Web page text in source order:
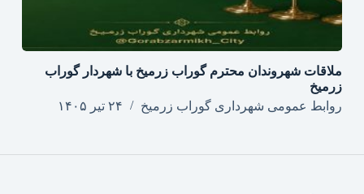
ملاقات شهروندان محترم گوراب زرمیخ با شهردار گوراب
زرمیخ
روابط عمومی شهرداری گوراب زرمیخ
۲۴ تیر ۱۴۰۵